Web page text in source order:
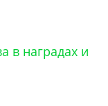
в наградах и